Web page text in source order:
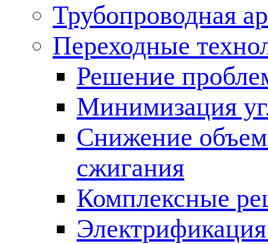
Трубопроводная
Переходные
Решение
Минимизация
Снижение
сжигания
Комплексные